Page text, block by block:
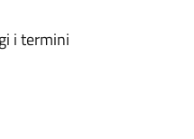
i termini